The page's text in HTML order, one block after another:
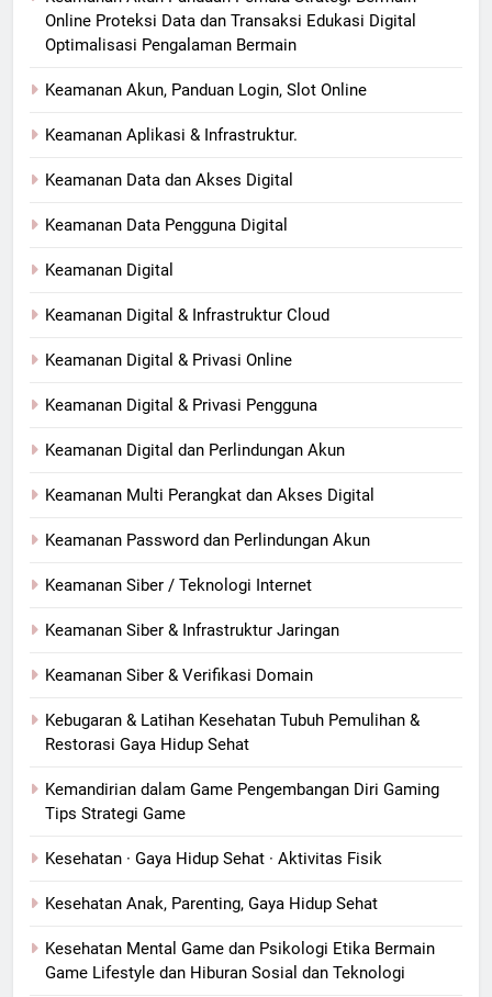
Online Proteksi Data dan Transaksi Edukasi Digital
Optimalisasi Pengalaman Bermain
Keamanan Akun, Panduan Login, Slot Online
Keamanan Aplikasi & Infrastruktur.
Keamanan Data dan Akses Digital
Keamanan Data Pengguna Digital
Keamanan Digital
Keamanan Digital & Infrastruktur Cloud
Keamanan Digital & Privasi Online
Keamanan Digital & Privasi Pengguna
Keamanan Digital dan Perlindungan Akun
Keamanan Multi Perangkat dan Akses Digital
Keamanan Password dan Perlindungan Akun
Keamanan Siber / Teknologi Internet
Keamanan Siber & Infrastruktur Jaringan
Keamanan Siber & Verifikasi Domain
Kebugaran & Latihan Kesehatan Tubuh Pemulihan &
Restorasi Gaya Hidup Sehat
Kemandirian dalam Game Pengembangan Diri Gaming
Tips Strategi Game
Kesehatan · Gaya Hidup Sehat · Aktivitas Fisik
Kesehatan Anak, Parenting, Gaya Hidup Sehat
Kesehatan Mental Game dan Psikologi Etika Bermain
Game Lifestyle dan Hiburan Sosial dan Teknologi